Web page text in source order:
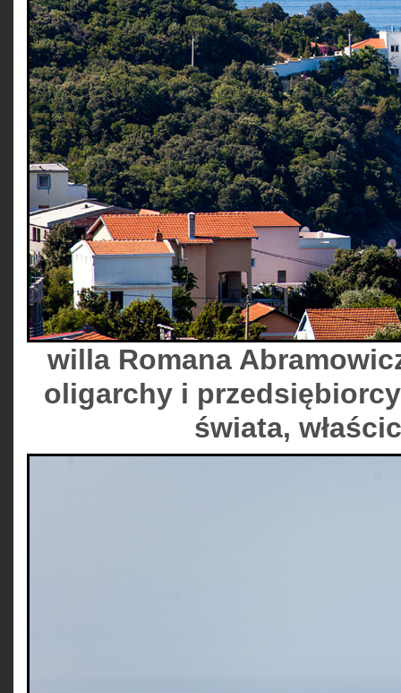
willa Romana
oligarchy i
świata,